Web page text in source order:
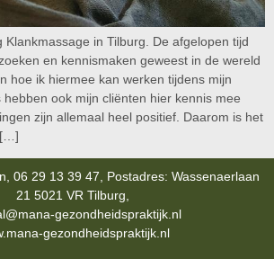
Klankmassage in Tilburg. De afgelopen tijd
en kennismaken geweest in de wereld
hoe ik hiermee kan werken tijdens mijn
ook mijn cliënten hier kennis mee
zijn allemaal heel positief. Daarom is het
[…]
06 29 13 39 47, Postadres: Wassenaerlaan
21 5021 VR Tilburg,
gezondheidspraktijk.nl
gezondheidspraktijk.nl